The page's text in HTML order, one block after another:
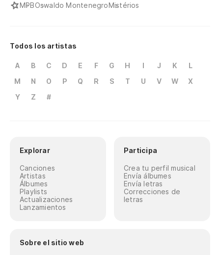
MPBOswaldo MontenegroMistérios
Todos los artistas
A B C D E F G H I J K
L
M
N O P Q R S T U V W
X
Y
Z #
Explorar
Canciones
Artistas
Álbumes
Playlists
Actualizaciones
Lanzamientos
Participa
Crea tu perfil musical
Envía álbumes
Envía letras
Correcciones de
letras
Sobre el sitio web